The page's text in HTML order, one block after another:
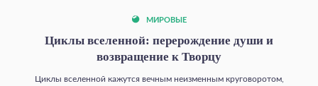
МИРОВЫЕ
Циклы вселенной: перерождение души и
возвращение к Творцу
Циклы вселенной кажутся вечным неизменным круговоротом,